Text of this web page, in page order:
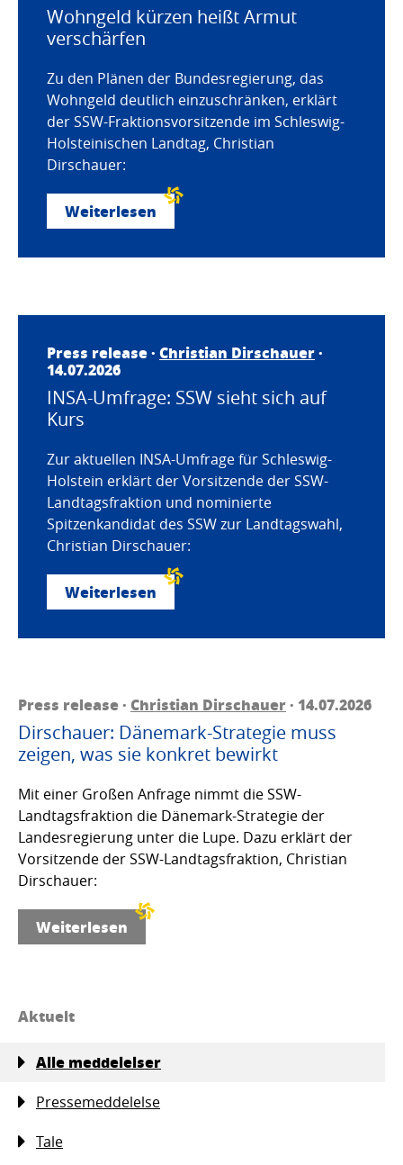
Wohngeld kürzen heißt Armut
verschärfen
Zu den Plänen der Bundesregierung, das
Wohngeld deutlich einzuschränken, erklärt
der SSW-Fraktionsvorsitzende im Schleswig-
Holsteinischen Landtag, Christian
Dirschauer:
Weiterlesen
Press release · Christian Dirschauer·
14.07.2026
INSA-Umfrage: SSW sieht sich auf
Kurs
Zur aktuellen INSA-Umfrage für Schleswig-
Holstein erklärt der Vorsitzende der SSW-
Landtagsfraktion und nominierte
Spitzenkandidat des SSW zur Landtagswahl,
Christian Dirschauer:
Weiterlesen
Press release · Christian Dirschauer· 14.07.2026
Dirschauer: Dänemark-Strategie muss
zeigen, was sie konkret bewirkt
Mit einer Großen Anfrage nimmt die SSW-
Landtagsfraktion die Dänemark-Strategie der
Landesregierung unter die Lupe. Dazu erklärt der
Vorsitzende der SSW-Landtagsfraktion, Christian
Dirschauer:
Weiterlesen
Aktuelt
Alle meddelelser
Pressemeddelelse
Tale